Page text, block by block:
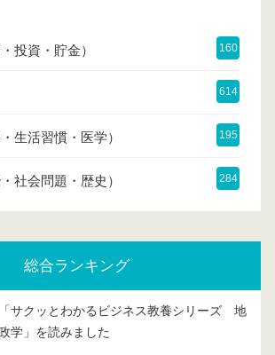
投資・貯金） 160
614
生活習慣・医学） 195
社会問題・歴史） 284
総合ランキング
「サクッとわかるビジネス教養シリーズ 地
学」を読みました